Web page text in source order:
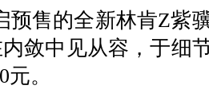
预售的全新林肯Z紫
敛中见从容，于细
。